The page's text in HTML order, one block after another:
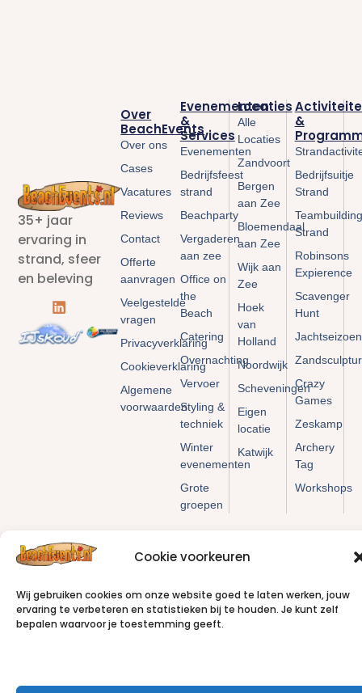
Cookie voorkeuren
Wij gebruiken cookies om onze website goed te laten werken, jouw
ervaring te verbeteren en statistieken bij te houden. Je kunt zelf
bepalen waarvoor je toestemming geeft.
35+ jaar
ervaring in
strand, sfeer
en beleving
&
Bedrijfsuitje
Strand
Teambuilding
Strand
Robinsons
Expierence
Scavenger
Hunt
Jachtseizoen
Crazy
Games
Zeskamp
Archery
Tag
Workshops
Locaties
Alle
Locaties
Zandvoort
Bergen
aan Zee
Bloemendaal
aan Zee
Wijk aan
Zee
Hoek
van
Holland
Noordwijk
Scheveningen
Eigen
locatie
Katwijk
Evenementen
&
Services
Evenementen
Bedrijfsfeest
strand
Beachparty
Vergaderen
aan zee
Office on
the
Beach
Catering
Overnachting
Vervoer
Styling &
techniek
Winter
evenementen
Grote
groepen
Over
BeachEvents
Over ons
Cases
Vacatures
Reviews
Contact
Offerte
aanvragen
Veelgestelde
vragen
Privacyverklaring
Cookieverklaring
Algemene
voorwaarden
© All Rights Reserved Beachevents.nl